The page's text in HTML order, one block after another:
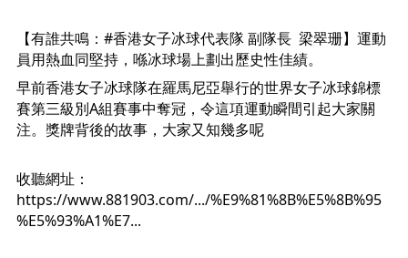
【有誰共鳴： #香港女子冰球代表隊 副隊長  梁翠珊】運動
員用熱血同堅持，喺冰球場上劃出歷史性佳績。
早前香港女子冰球隊在羅馬尼亞舉行的世界女子冰球錦標
賽第三級別A組賽事中奪冠，令這項運動瞬間引起大家關
注。獎牌背後的故事，大家又知幾多呢
收聽網址：
https://www.881903.com/.../%E9%81%8B%E5%8B%95
%E5%93%A1%E7...